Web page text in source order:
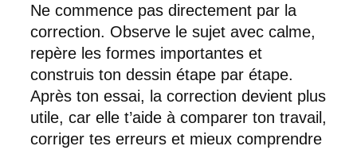
Ne commence pas directement par la
correction. Observe le sujet avec calme,
repère les formes importantes et
construis ton dessin étape par étape.
Après ton essai, la correction devient plus
utile, car elle t’aide à comparer ton travail,
corriger tes erreurs et mieux comprendre